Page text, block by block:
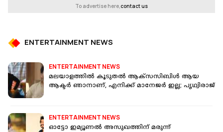
To advertise here, contact us
ENTERTAINMENT NEWS
ENTERTAINMENT NEWS
മലയാളത്തിൽ കൂടുതൽ ആക്സസിബിൾ ആയ
ആക്ടർ ഞാനാണ്, എനിക്ക് മാനേജർ ഇല്ല; പൃഥ്വിരാജ്
ENTERTAINMENT NEWS
ഓട്ടോ ഇമ്യൂണല്‍ അസുഖത്തിന് മരുന്ന്